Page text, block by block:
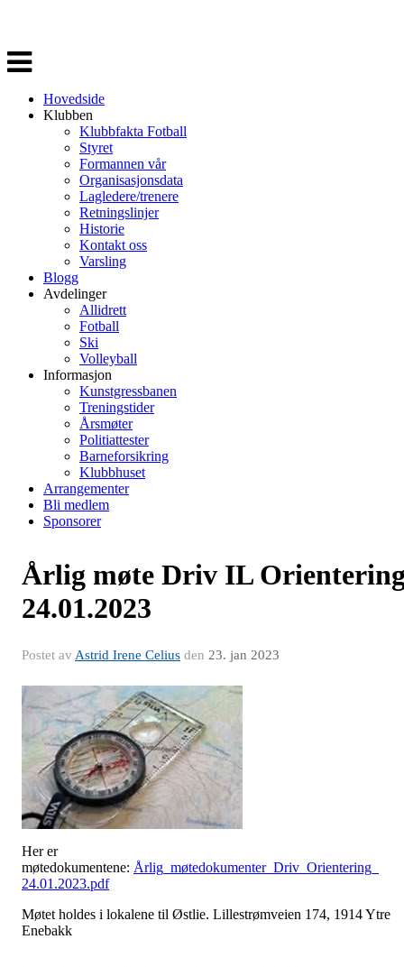
Veksle
navigasjon
Hovedside
Klubben
Klubbfakta Fotball
Styret
Formannen vår
Organisasjonsdata
Lagledere/trenere
Retningslinjer
Historie
Kontakt oss
Varsling
Blogg
Avdelinger
Allidrett
Fotball
Ski
Volleyball
Informasjon
Kunstgressbanen
Treningstider
Årsmøter
Politiattester
Barneforsikring
Klubbhuset
Arrangementer
Bli medlem
Sponsorer
Årlig møte Driv IL
24.01.2023
Postet av Astrid Irene Celius den 23. jan 2023
Her er
møtedokumentene: Årlig_møtedokumenter_Driv_Orientering_
24.01.2023.pdf
Møtet holdes i lokalene til Østlie. Lillestrømveien 174, 1914 Ytre
Enebakk